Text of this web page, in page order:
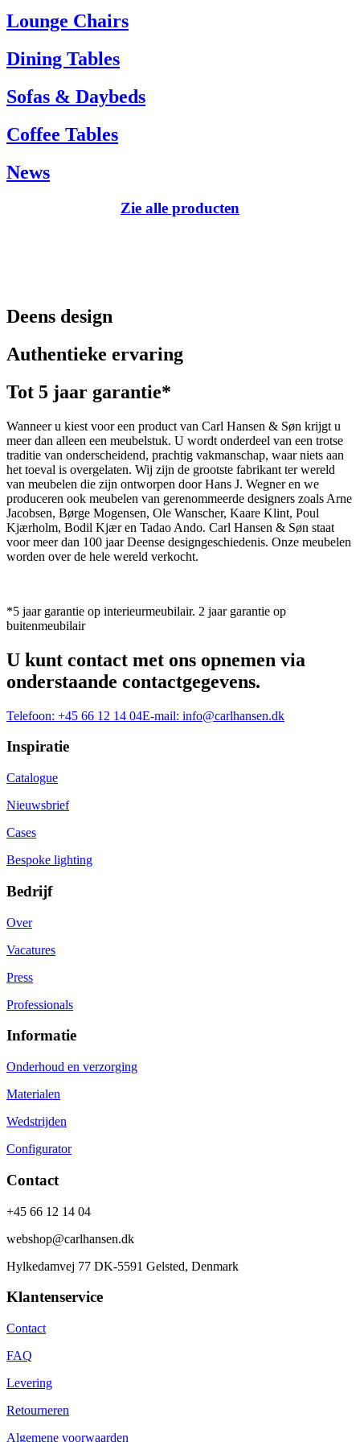
Tel.: +45 66 12 14 04
info@carlhansen.dk
Lounge Chairs
Dining Tables
Sofas & Daybeds
Coffee Tables
News
Zie alle producten
Deens design
Authentieke ervaring
Tot 5 jaar garantie*
Wanneer u kiest voor een product van Carl Hansen & Søn krijgt u
meer dan alleen een meubelstuk. U wordt onderdeel van een trotse
traditie van onderscheidend, prachtig vakmanschap, waar niets aan
het toeval is overgelaten. Wij zijn de grootste fabrikant ter wereld
van meubelen die zijn ontworpen door Hans J. Wegner en we
produceren ook meubelen van gerenommeerde designers zoals Arne
Jacobsen, Børge Mogensen, Ole Wanscher, Kaare Klint, Poul
Kjærholm, Bodil Kjær en Tadao Ando. Carl Hansen & Søn staat
voor meer dan 100 jaar Deense designgeschiedenis. Onze meubelen
worden over de hele wereld verkocht.
*5 jaar garantie op interieurmeubilair. 2 jaar garantie op
buitenmeubilair
U kunt contact met ons opnemen via
onderstaande contactgegevens.
Telefoon: +45 66 12 14 04E-mail: info@carlhansen.dk
Inspiratie
Catalogue
Nieuwsbrief
Cases
Bespoke lighting
Bedrijf
Over
Vacatures
Press
Professionals
Informatie
Onderhoud en verzorging
Materialen
Wedstrijden
Configurator
Contact
+45 66 12 14 04
webshop@carlhansen.dk
Hylkedamvej 77 DK-5591 Gelsted, Denmark
Klantenservice
Contact
FAQ
Levering
Retourneren
Algemene voorwaarden